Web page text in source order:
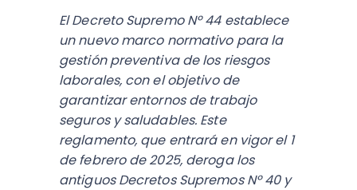
El Decreto Supremo Nº 44 establece
un nuevo marco normativo para la
gestión preventiva de los riesgos
laborales, con el objetivo de
garantizar entornos de trabajo
seguros y saludables. Este
reglamento, que entrará en vigor el 1
de febrero de 2025, deroga los
antiguos Decretos Supremos Nº 40 y